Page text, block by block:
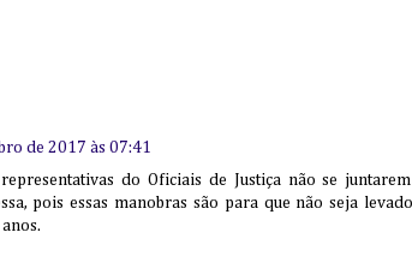
de 2017 às 07:41
do Oficiais de Justiça não se
pois essas manobras são para que não seja